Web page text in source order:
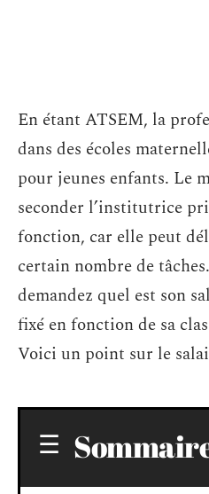
En étant ATSEM, la
dans des écoles
pour jeunes enfants. Le
seconder l’institutrice
fonction, car elle peut
certain nombre de
demandez quel est son
fixé en fonction de sa
Voici un point sur le